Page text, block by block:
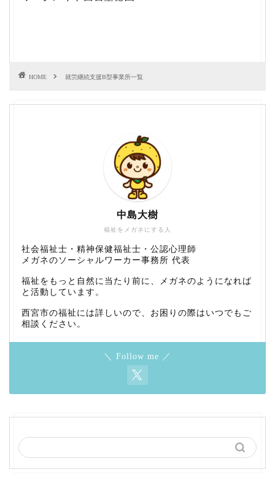
HOME 就労継続支援B型事業所一覧
福祉をメガネにする人
中島大樹
社会福祉士・精神保健福祉士・公認心理師
メガネのソーシャルワーカー事務所 代表
福祉をもっと自然に当たり前に、メガネのようになれば
と活動しています。
西宮市の福祉には詳しいので、お困りの際はいつでもご
相談ください。
＼ Follow me ／